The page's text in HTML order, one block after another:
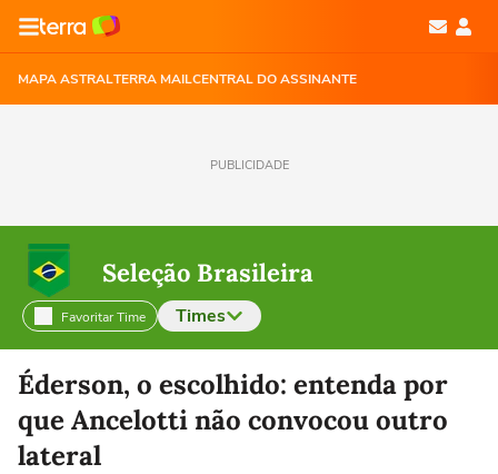
MAPA ASTRALTERRA MAILCENTRAL DO ASSINANTE
PUBLICIDADE
Seleção Brasileira
Favoritar Time Times
Selecione o time para ver as notícias
Éderson, o escolhido: entenda por
que Ancelotti não convocou outro
lateral